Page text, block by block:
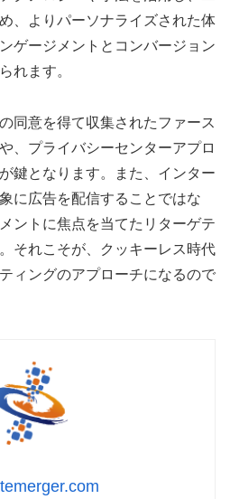
、よりパーソナライズされた体
ゲージメントとコンバージョン
れます。
同意を得て収集されたファース
、プライバシーセンターアプロ
鍵となります。また、インター
に広告を配信することではな
ントに焦点を当てたリターゲテ
それこそが、クッキーレス時代
ィングのアプローチになるので